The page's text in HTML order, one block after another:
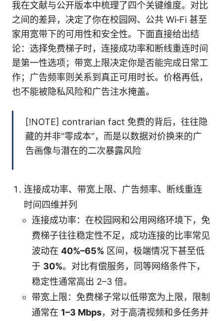
我在文献与公开版本中梳理了四个关键维度。对比
之间的差异，决定了你在校园网、公共 Wi‑Fi 甚至
家用宽带下的可用性和安全性。下面直接给出结
论：选择免费梯子时，连接成功率和断线重连时间
是第一性选项；带宽上限决定你是否能完成日常工
作；广告频率则关系到真正可用时长。价格再低，
也不能被隐私风险和广告注水掩盖。
[!NOTE] contrarian fact 免费的背后，往往隐
藏的并非“零成本”，而是以数据对价换来的广
告画像与潜在的二次暴露风险
连接成功率、带宽上限、广告频率、断线重连
时间四维并列
连接成功率：在校园网和公用网络环境下，免
费梯子往往稳定性不足，成功连接的比率常见
波动在 40%–65% 区间，极端情况下甚至低
于 30%。对比有偿服务，同等网络条件下，
稳定性通常高出 2–3 倍。
带宽上限：免费梯子常以低带宽为上限，限制
通常在 1–3 Mbps，对于高清视频和多任务并